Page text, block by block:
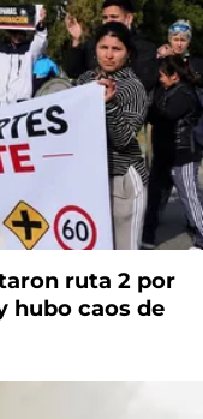
ruta 2 por
hubo caos de